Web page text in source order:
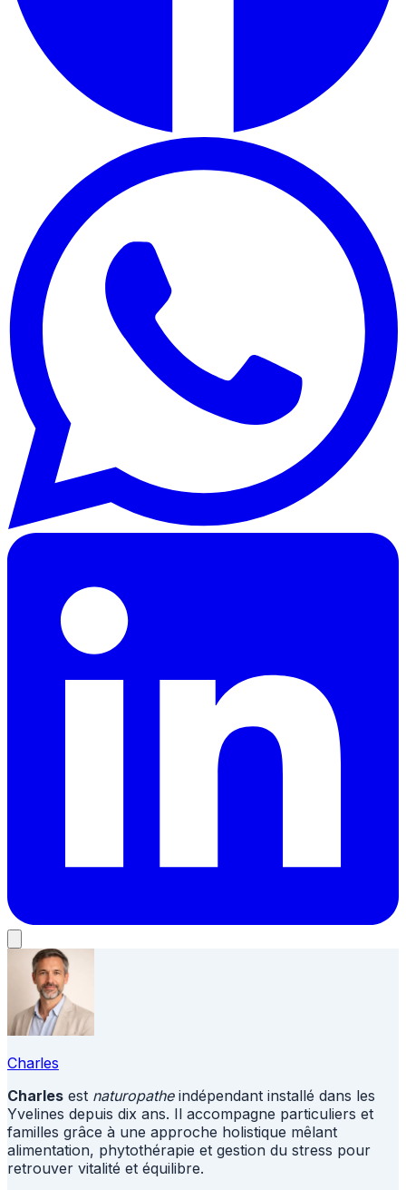
Charles
Charles est naturopatheindépendant installé dans les
Yvelines depuis dix ans. Il accompagne particuliers et
familles grâce à une approche holistique mêlant
alimentation, phytothérapie et gestion du stress pour
retrouver vitalité et équilibre.